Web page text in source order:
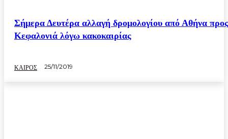
Σήμερα Δευτέρα αλλαγή δρομολογίου από Αθήνα προς
Κεφαλονιά λόγω κακοκαιρίας
ΚΑΙΡΟΣ 25/11/2019